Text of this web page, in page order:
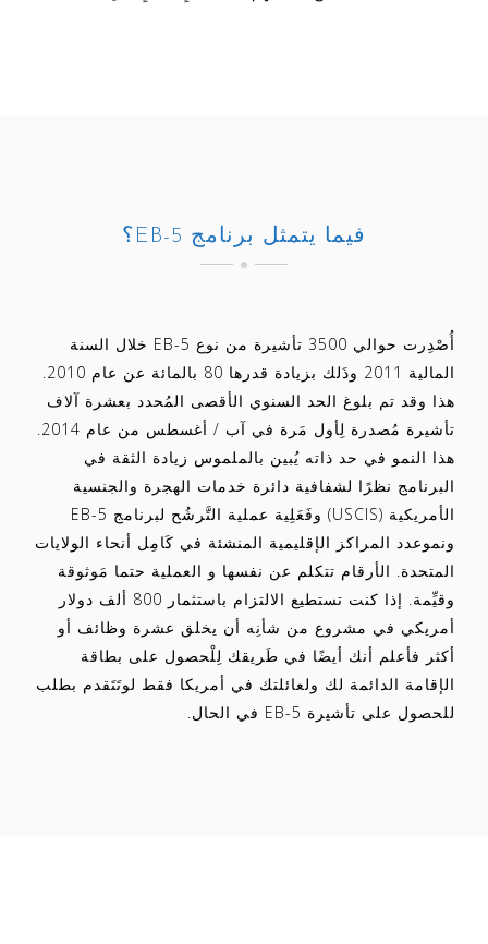
فيما يتمثل برنامج EB-5؟
أُصْدِرت حوالي 3500 تأشيرة من نوع EB-5 خلال السنة
المالية 2011 وذَلك بزيادة قدرها 80 بالمائة عن عام 2010.
هذا وقد تم بلوغ الحد السنوي الأقصى المُحدد بعشرة آلاف
تأشيرة مُصدرة لِأول مَرة في آب / أغسطس من عام 2014.
هذا النمو في حد ذاته يُبين بالملموس زيادة الثقة في
البرنامج نظرًا لشفافية دائرة خدمات الهجرة والجنسية
الأمريكية (USCIS) وفَعَلِية عملية التَّرشُح لبرنامج EB-5
ونموعدد المراكز الإقليمية المنشئة في كَامِل أنحاء الولايات
المتحدة. الأرقام تتكلم عن نفسها و العملية حتما مَوثوقة
وقيِّمة. إذا كنت تستطيع الالتزام باستثمار 800 ألف دولار
أمريكي في مشروع من شأنِه أن يخلق عشرة وظائف أو
أكثر فأعلم أنك أيضًا في طَريقك لِلْحصول على بطاقة
الإقامة الدائمة لك ولعائلتك في أمريكا فقط لوتَتَقدم بطلب
للحصول على تأشيرة EB-5 في الحال.